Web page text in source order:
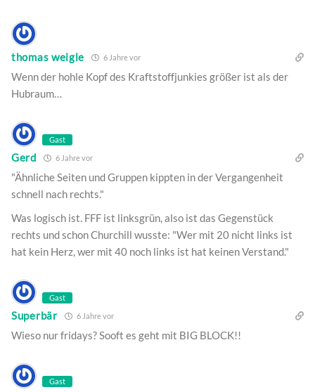
thomas weigle 6 Jahre vor
Wenn der hohle Kopf des Kraftstoffjunkies größer ist als der
Hubraum…
Gast
Gerd 6 Jahre vor
"Ähnliche Seiten und Gruppen kippten in der Vergangenheit
schnell nach rechts."
Was logisch ist. FFF ist linksgrün, also ist das Gegenstück
rechts und schon Churchill wusste: "Wer mit 20 nicht links ist
hat kein Herz, wer mit 40 noch links ist hat keinen Verstand."
Gast
Superbär 6 Jahre vor
Wieso nur fridays? Sooft es geht mit BIG BLOCK!!
Gast